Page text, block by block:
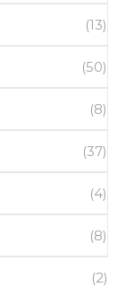
(13)
(50)
(8)
(37)
(4)
(8)
(2)